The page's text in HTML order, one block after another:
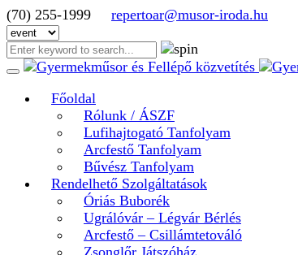
(70) 255-1999 repertoar@musor-iroda.hu
Főoldal
Rólunk / ÁSZF
Lufihajtogató Tanfolyam
Arcfestő Tanfolyam
Bűvész Tanfolyam
Rendelhető Szolgáltatások
Óriás Buborék
Ugrálóvár – Légvár Bérlés
Arcfestő – Csillámtetováló
Zsonglőr Játszóház